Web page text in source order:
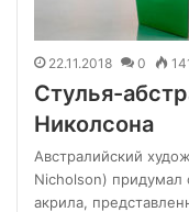
22.11.2018 0
Стулья-
Николсона
Австралийский
Nicholson) придумал
акрила,